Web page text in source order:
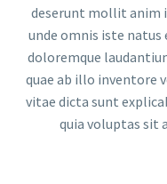
deserunt mollit anim
unde omnis iste
doloremque
quae ab illo inventore
vitae dicta sunt
quia voluptas sit